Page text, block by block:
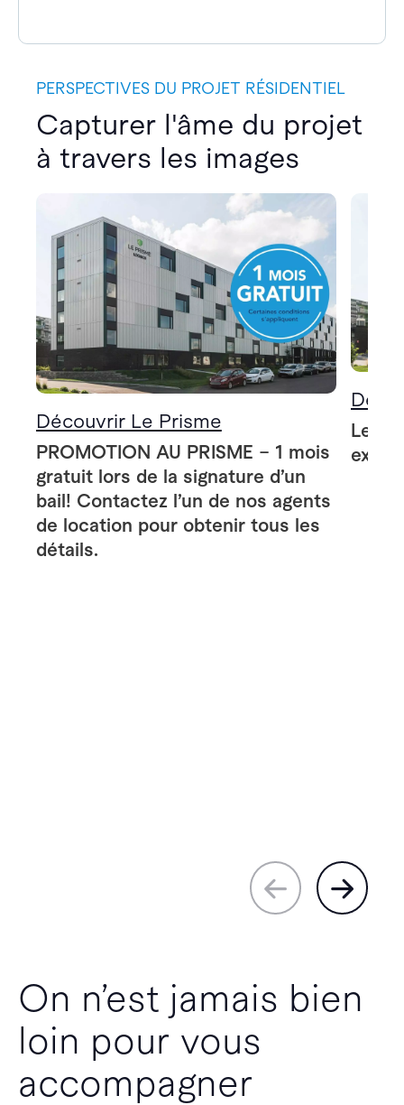
PERSPECTIVES DU PROJET RÉSIDENTIEL
Capturer l'âme du projet
à travers les images
Découvrir Le Prisme
PROMOTION AU PRISME – 1 mois
gratuit lors de la signature d’un
bail! Contactez l’un de nos agents
de location pour obtenir tous les
détails.
Le
On n’est jamais bien
loin pour vous
accompagner